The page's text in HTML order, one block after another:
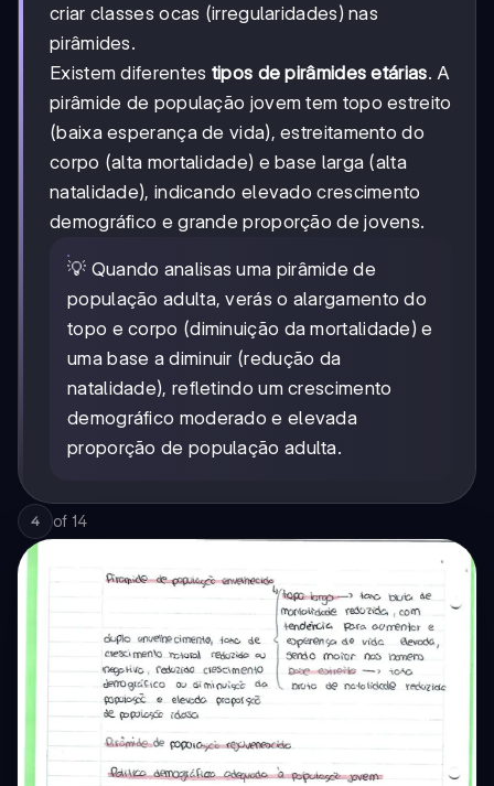
criar classes ocas (irregularidades) nas
pirâmides.
Existem diferentes tipos de pirâmides etárias. A
pirâmide de população jovem tem topo estreito
(baixa esperança de vida), estreitamento do
corpo (alta mortalidade) e base larga (alta
natalidade), indicando elevado crescimento
demográfico e grande proporção de jovens.
💡 Quando analisas uma pirâmide de
população adulta, verás o alargamento do
topo e corpo (diminuição da mortalidade) e
uma base a diminuir (redução da
natalidade), refletindo um crescimento
demográfico moderado e elevada
proporção de população adulta.
4 of 14